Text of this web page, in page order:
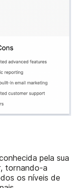
pela sua
tornando-a
os níveis de